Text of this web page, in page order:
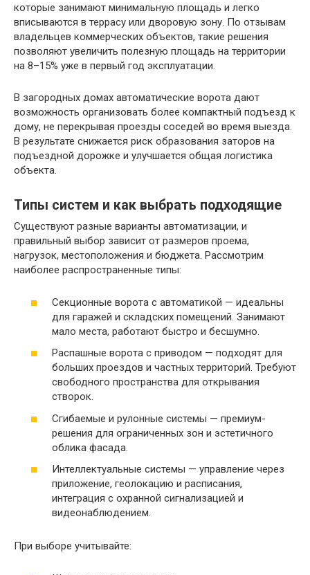
которые занимают минимальную площадь и легко
вписываются в террасу или дворовую зону. По отзывам
владельцев коммерческих объектов, такие решения
позволяют увеличить полезную площадь на территории
на 8–15% уже в первый год эксплуатации.
В загородных домах автоматические ворота дают
возможность организовать более компактный подъезд к
дому, не перекрывая проезды соседей во время выезда.
В результате снижается риск образования заторов на
подъездной дорожке и улучшается общая логистика
объекта.
Типы систем и как выбрать подходящие
Существуют разные варианты автоматизации, и
правильный выбор зависит от размеров проема,
нагрузок, местоположения и бюджета. Рассмотрим
наиболее распространенные типы:
Секционные ворота с автоматикой — идеальны
для гаражей и складских помещений. Занимают
мало места, работают быстро и бесшумно.
Распашные ворота с приводом — подходят для
больших проездов и частных территорий. Требуют
свободного пространства для открывания
створок.
Сгибаемые и рулонные системы — премиум-
решения для ограниченных зон и эстетичного
облика фасада.
Интеллектуальные системы — управление через
приложение, геолокацию и расписания,
интеграция с охранной сигнализацией и
видеонаблюдением.
При выборе учитывайте: